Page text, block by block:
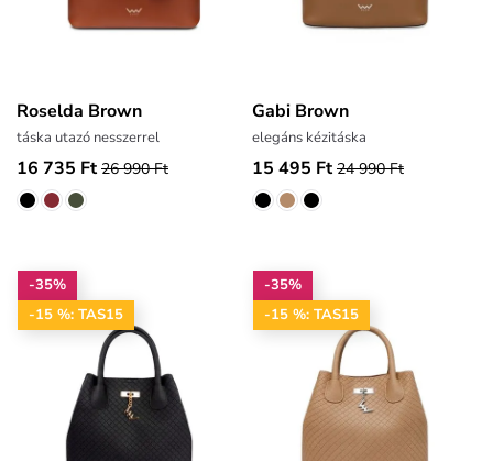
Roselda Brown
táska utazó nesszerrel
16 735 Ft 26 990 Ft
Gabi Brown
elegáns kézitáska
15 495 Ft 24 990 Ft
-35%
-15 %: TAS15
-35%
-15 %: TAS15